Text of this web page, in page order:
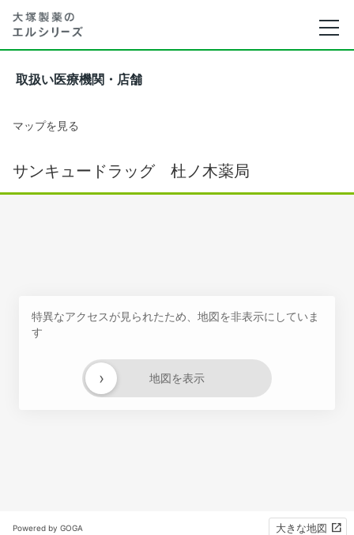
取扱い医療機関・店舗
マップを見る
サンキュードラッグ 杜ノ木薬局
特異なアクセスが見られたため、地図を非表示にしていま
す
地図を表示
›
Powered by GOGA 大きな地図